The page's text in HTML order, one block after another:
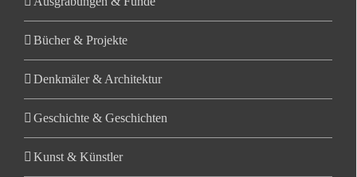
Bücher & Projekte
Denkmäler & Architektur
Geschichte & Geschichten
Kunst & Künstler